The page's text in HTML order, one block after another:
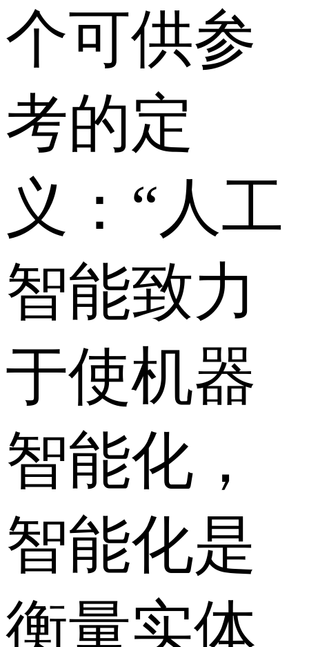
个可供参
考的定
义：“人工
智能致力
于使机器
智能化，
智能化是
衡量实体